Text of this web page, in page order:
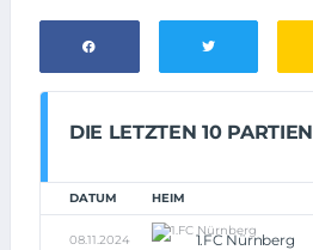
DIE LETZTEN 10 PARTIEN
DATUM HEIM
08.11.2024 1.FC Nürnberg